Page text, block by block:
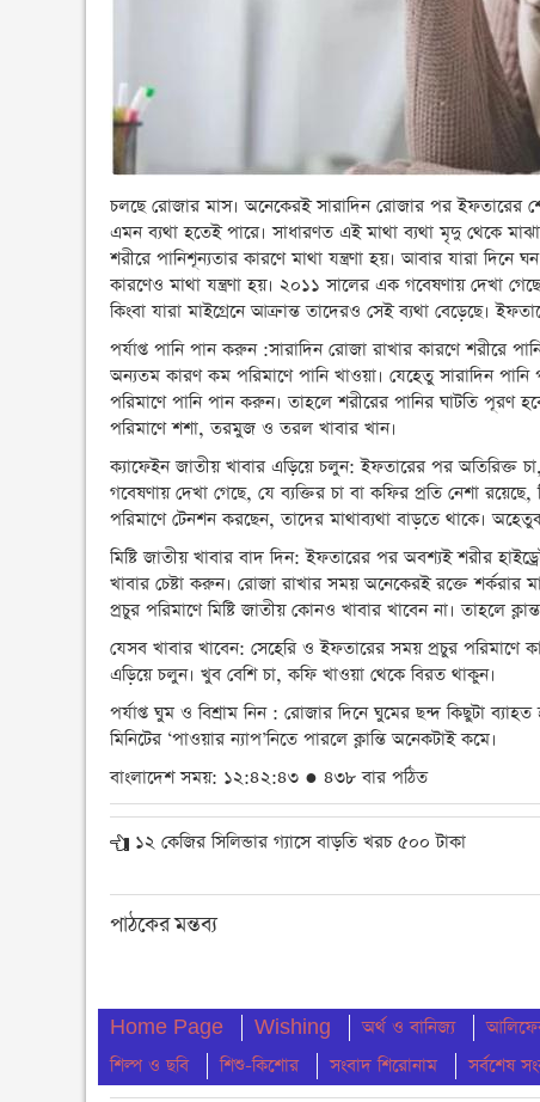
চলছে রোজার মাস। অনেকেরই সারাদিন রোজার পর ইফতারের
এমন ব্যথা হতেই পারে। সাধারণত এই মাথা ব্যথা মৃদু থেকে
শরীরে পানিশূন্যতার কারণে মাথা যন্ত্রণা হয়। আবার যারা
কারণেও মাথা যন্ত্রণা হয়। ২০১১ সালের এক গবেষণায় দেখা
কিংবা যারা মাইগ্রেনে আক্রান্ত তাদেরও সেই ব্যথা বেড়েছে।
পর্যাপ্ত পানি পান করুন :সারাদিন রোজা রাখার কারণে শরীরে
অন্যতম কারণ কম পরিমাণে পানি খাওয়া। যেহেতু সারাদিন
পরিমাণে পানি পান করুন। তাহলে শরীরের পানির ঘাটতি পূরণ
পরিমাণে শশা, তরমুজ ও তরল খাবার খান।
ক্যাফেইন জাতীয় খাবার এড়িয়ে চলুন: ইফতারের পর অতিরিক্ত
গবেষণায় দেখা গেছে, যে ব্যক্তির চা বা কফির প্রতি নেশা
পরিমাণে টেনশন করছেন, তাদের মাথাব্যথা বাড়তে থাকে।
মিষ্টি জাতীয় খাবার বাদ দিন: ইফতারের পর অবশ্যই শরীর
খাবার চেষ্টা করুন। রোজা রাখার সময় অনেকেরই রক্তে শর্করার
প্রচুর পরিমাণে মিষ্টি জাতীয় কোনও খাবার খাবেন না। তাহলে
যেসব খাবার খাবেন: সেহেরি ও ইফতারের সময় প্রচুর পরিমাণে
এড়িয়ে চলুন। খুব বেশি চা, কফি খাওয়া থেকে বিরত থাকুন।
পর্যাপ্ত ঘুম ও বিশ্রাম নিন : রোজার দিনে ঘুমের ছন্দ কিছুটা
মিনিটের ‘পাওয়ার ন্যাপ’নিতে পারলে ক্লান্তি অনেকটাই কমে।
বাংলাদেশ সময়: ১২:৪২:৪৩ ● ৪৩৮ বার পঠিত
১২ কেজির সিলিন্ডার গ্যাসে বাড়তি খরচ ৫০০ টাকা
পাঠকের মন্তব্য
Home Page Wishing অর্থ ও বানিজ্য
শিল্প ও ছবি
শিশু-কিশোর সংবাদ শিরোনাম সর্বশেষ